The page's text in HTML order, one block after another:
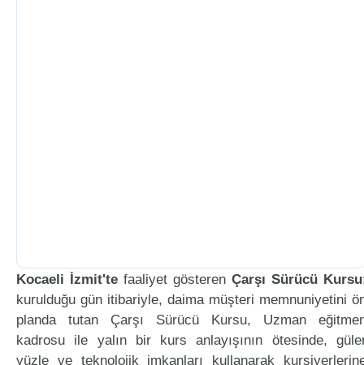
Kocaeli İzmit'te faaliyet gösteren Çarşı Sürücü Kursu
kurulduğu gün itibariyle, daima müşteri memnuniyetini
planda tutan Çarşı Sürücü Kursu, Uzman
kadrosu ile yalın bir kurs anlayışının ötesinde,
yüzle ve teknolojik imkanları kullanarak